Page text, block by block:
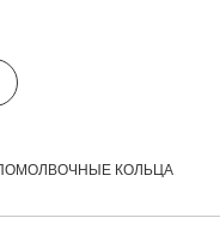
КОЛЬЦА